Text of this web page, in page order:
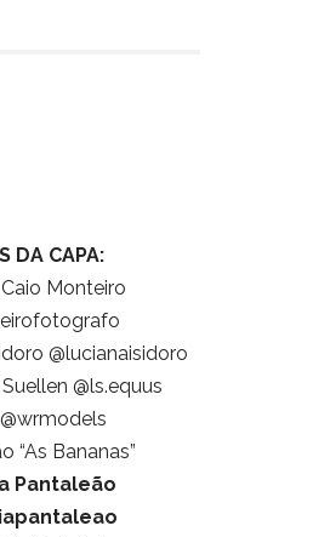
DA CAPA:
Caio Monteiro
@lucianaisidoro
@ls.equus
@wrmodels
“As Bananas”
Pantaleão